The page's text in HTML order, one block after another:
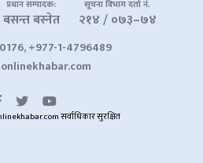
प्रधान सम्पादक:
बसन्त बस्नेत
सूचना विभाग दर्ता नं.
२१४ / ०७३–७४
+977-1-4796489
सर्वाधिकार सुरक्षित